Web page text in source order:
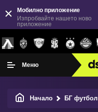
Мобилно приложение
Изпробвайте нашето ново
приложение
Меню
Начало БГ футбол